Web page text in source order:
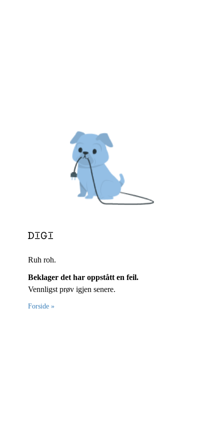
Ruh roh.
Beklager det har oppstått en feil.
Vennligst prøv igjen senere.
Forside »